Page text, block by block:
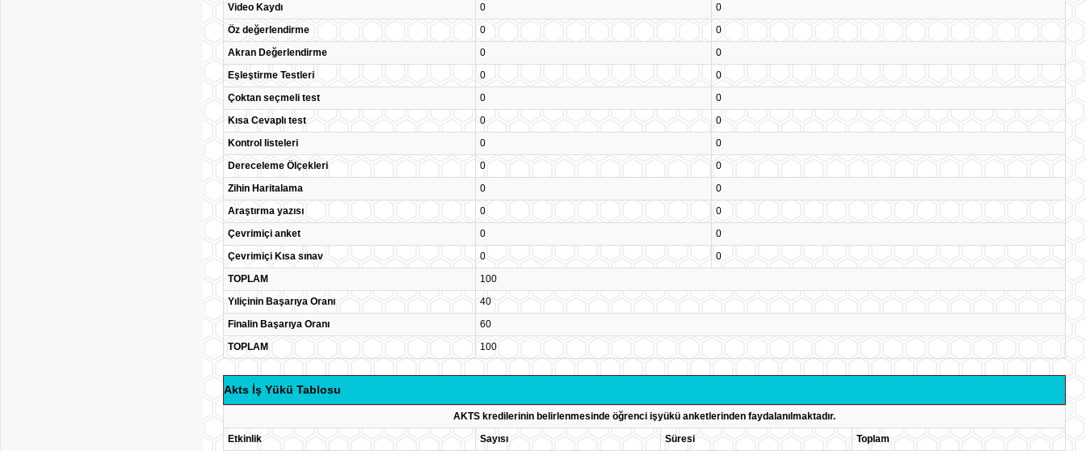
Video Kaydı
0
0
Öz değerlendirme
0
0
Akran Değerlendirme
0
0
Eşleştirme Testleri
0
0
Çoktan seçmeli test
0
0
Kısa Cevaplı test
0
0
Kontrol listeleri
0
0
Dereceleme Ölçekleri
0
0
Zihin Haritalama
0
0
Araştırma yazısı
0
0
Çevrimiçi anket
0
0
Çevrimiçi Kısa sınav
0
0
TOPLAM
100
Yıliçinin Başarıya Oranı
40
Finalin Başarıya Oranı
60
TOPLAM
100
Akts İş Yükü Tablosu
AKTS kredilerinin belirlenmesinde öğrenci işyükü anketlerinden faydalanılmaktadır.
Etkinlik
Sayısı Süresi Toplam